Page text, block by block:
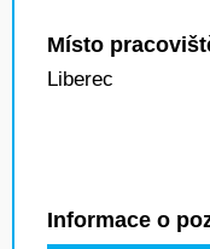
Místo
Liberec
Informace o